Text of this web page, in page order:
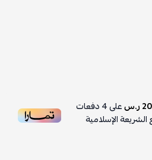
على4دفعات
الإسلامية